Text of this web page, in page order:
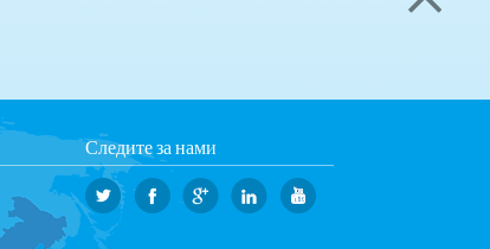
Следите за нами